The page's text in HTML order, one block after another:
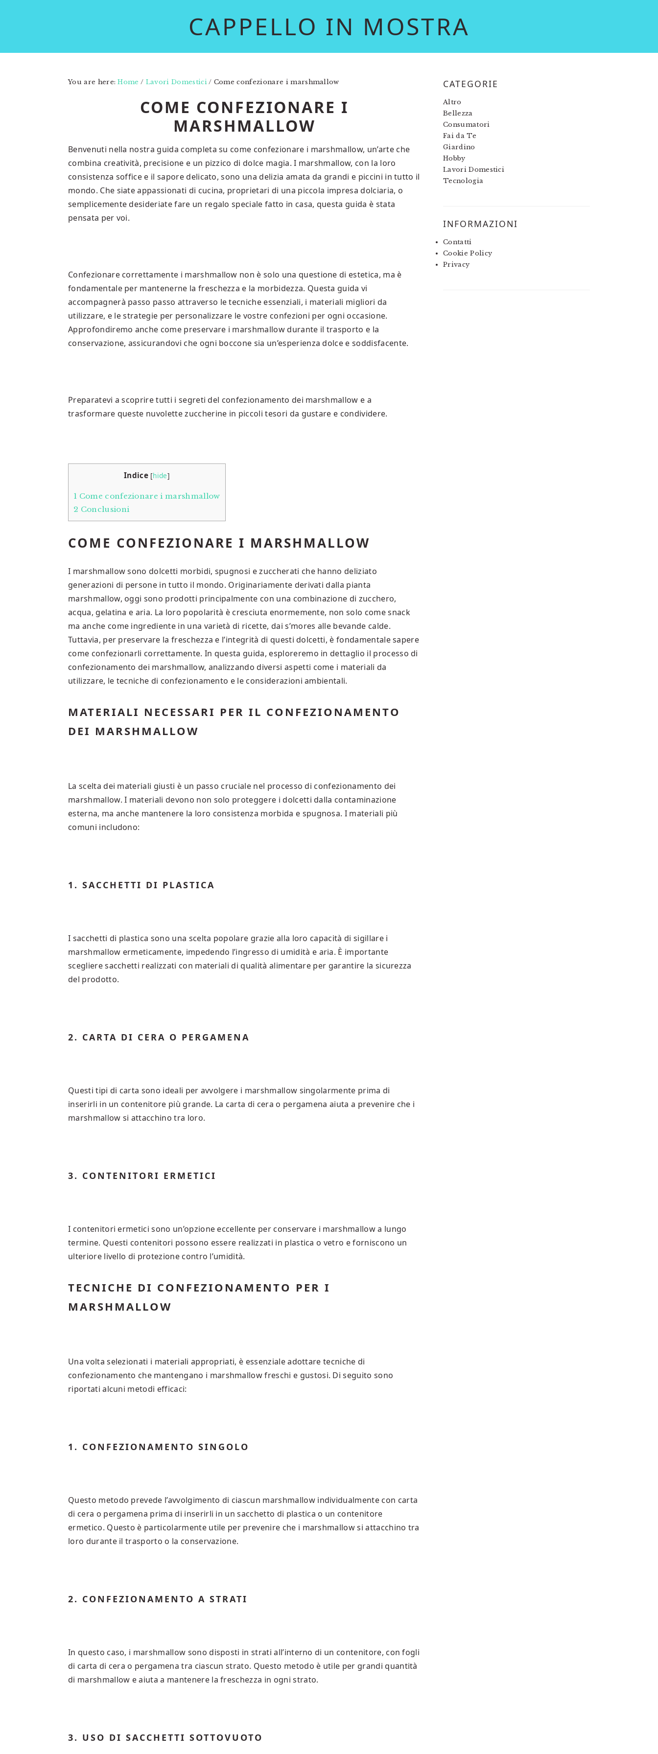
CAPPELLO IN MOSTRA
You are here:Home / Lavori Domestici / Come confezionare i marshmallow​
COME CONFEZIONARE I
MARSHMALLOW​
Benvenuti nella nostra guida completa su come confezionare i marshmallow, un’arte che
combina creatività, precisione e un pizzico di dolce magia. I marshmallow, con la loro
consistenza soffice e il sapore delicato, sono una delizia amata da grandi e piccini in tutto il
mondo. Che siate appassionati di cucina, proprietari di una piccola impresa dolciaria, o
semplicemente desideriate fare un regalo speciale fatto in casa, questa guida è stata
pensata per voi.
Confezionare correttamente i marshmallow non è solo una questione di estetica, ma è
fondamentale per mantenerne la freschezza e la morbidezza. Questa guida vi
accompagnerà passo passo attraverso le tecniche essenziali, i materiali migliori da
utilizzare, e le strategie per personalizzare le vostre confezioni per ogni occasione.
Approfondiremo anche come preservare i marshmallow durante il trasporto e la
conservazione, assicurandovi che ogni boccone sia un’esperienza dolce e soddisfacente.
Preparatevi a scoprire tutti i segreti del confezionamento dei marshmallow e a
trasformare queste nuvolette zuccherine in piccoli tesori da gustare e condividere.
Indice [hide]
1 Come confezionare i marshmallow​
2 Conclusioni
COME CONFEZIONARE I MARSHMALLOW​
I marshmallow sono dolcetti morbidi, spugnosi e zuccherati che hanno deliziato
generazioni di persone in tutto il mondo. Originariamente derivati dalla pianta
marshmallow, oggi sono prodotti principalmente con una combinazione di zucchero,
acqua, gelatina e aria. La loro popolarità è cresciuta enormemente, non solo come snack
ma anche come ingrediente in una varietà di ricette, dai s’mores alle bevande calde.
Tuttavia, per preservare la freschezza e l’integrità di questi dolcetti, è fondamentale sapere
come confezionarli correttamente. In questa guida, esploreremo in dettaglio il processo di
confezionamento dei marshmallow, analizzando diversi aspetti come i materiali da
utilizzare, le tecniche di confezionamento e le considerazioni ambientali.
MATERIALI NECESSARI PER IL CONFEZIONAMENTO
DEI MARSHMALLOW
La scelta dei materiali giusti è un passo cruciale nel processo di confezionamento dei
marshmallow. I materiali devono non solo proteggere i dolcetti dalla contaminazione
esterna, ma anche mantenere la loro consistenza morbida e spugnosa. I materiali più
comuni includono:
1. SACCHETTI DI PLASTICA
I sacchetti di plastica sono una scelta popolare grazie alla loro capacità di sigillare i
marshmallow ermeticamente, impedendo l’ingresso di umidità e aria. È importante
scegliere sacchetti realizzati con materiali di qualità alimentare per garantire la sicurezza
del prodotto.
2. CARTA DI CERA O PERGAMENA
Questi tipi di carta sono ideali per avvolgere i marshmallow singolarmente prima di
inserirli in un contenitore più grande. La carta di cera o pergamena aiuta a prevenire che i
marshmallow si attacchino tra loro.
3. CONTENITORI ERMETICI
I contenitori ermetici sono un’opzione eccellente per conservare i marshmallow a lungo
termine. Questi contenitori possono essere realizzati in plastica o vetro e forniscono un
ulteriore livello di protezione contro l’umidità.
TECNICHE DI CONFEZIONAMENTO PER I
MARSHMALLOW
Una volta selezionati i materiali appropriati, è essenziale adottare tecniche di
confezionamento che mantengano i marshmallow freschi e gustosi. Di seguito sono
riportati alcuni metodi efficaci:
1. CONFEZIONAMENTO SINGOLO
Questo metodo prevede l’avvolgimento di ciascun marshmallow individualmente con carta
di cera o pergamena prima di inserirli in un sacchetto di plastica o un contenitore
ermetico. Questo è particolarmente utile per prevenire che i marshmallow si attacchino tra
loro durante il trasporto o la conservazione.
2. CONFEZIONAMENTO A STRATI
In questo caso, i marshmallow sono disposti in strati all’interno di un contenitore, con fogli
di carta di cera o pergamena tra ciascun strato. Questo metodo è utile per grandi quantità
di marshmallow e aiuta a mantenere la freschezza in ogni strato.
3. USO DI SACCHETTI SOTTOVUOTO
PRIMARY
SIDEBAR
CATEGORIE
Altro
Bellezza
Consumatori
Fai da Te
Giardino
Hobby
Lavori Domestici
Tecnologia
INFORMAZIONI
Contatti
Cookie Policy
Privacy